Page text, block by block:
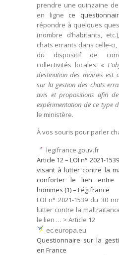
prendre une quinzaine
en ligne ce
répondre à quelques
(nombre d’habitants,
chats errants dans celle-
du dispositif de
collectivités locales. «
destination des mairies est
sur la gestion des chats
avis et propositions afin
expérimentation de ce type
le ministère.
À vos souris pour parler
legifrance.gouv.fr
Article 12 – LOI n° 2021-
visant à lutter contre la
conforter le lien entre
hommes (1) – Légifrance
LOI n° 2021-1539 du 30
lutter contre la
le lien … > Article 12
ec.europa.eu
Questionnaire sur la
en France